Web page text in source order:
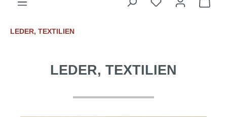
LEDER, TEXTILIEN
LEDER, TEXTILIEN